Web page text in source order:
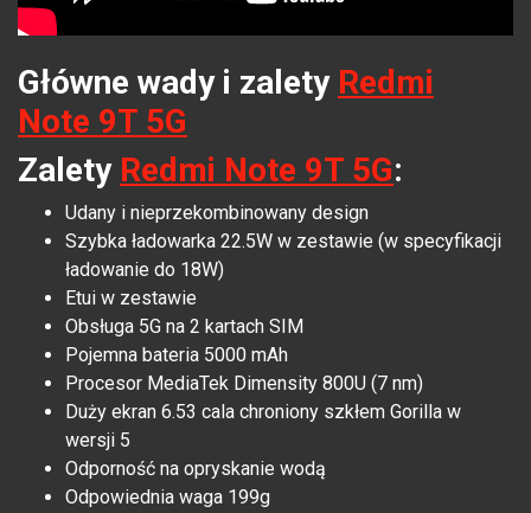
Główne wady i zalety Redmi
Note 9T 5G
Zalety Redmi Note 9T 5G:
Udany i nieprzekombinowany design
Szybka ładowarka 22.5W w zestawie (w specyfikacji
ładowanie do 18W)
Etui w zestawie
Obsługa 5G na 2 kartach SIM
Pojemna bateria 5000 mAh
Procesor MediaTek Dimensity 800U (7 nm)
Duży ekran 6.53 cala chroniony szkłem Gorilla w
wersji 5
Odporność na opryskanie wodą
Odpowiednia waga 199g